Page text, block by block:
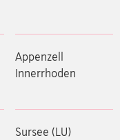
Appenzell
Innerrhoden
Sursee (LU)